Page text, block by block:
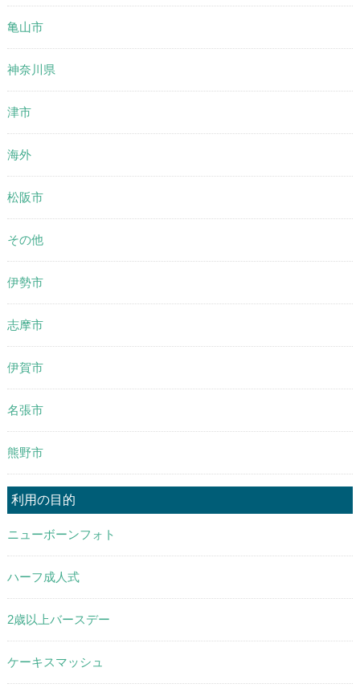
亀山市
神奈川県
津市
海外
松阪市
その他
伊勢市
志摩市
伊賀市
名張市
熊野市
利用の目的
ニューボーンフォト
ハーフ成人式
2歳以上バースデー
ケーキスマッシュ